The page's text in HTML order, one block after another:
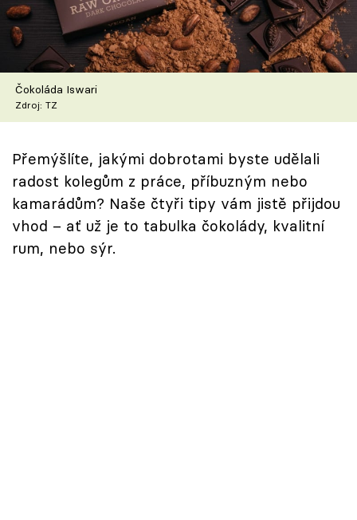
Škola vaření
Recepty z TV
Speciál: Cuketa
Sledujte prima+
Přihlášení
Čokoláda Iswari
Zdroj: TZ
Přemýšlíte, jakými dobrotami byste udělali
radost kolegům z práce, příbuzným nebo
kamarádům? Naše čtyři tipy vám jistě přijdou
vhod – ať už je to tabulka čokolády, kvalitní
rum, nebo sýr.